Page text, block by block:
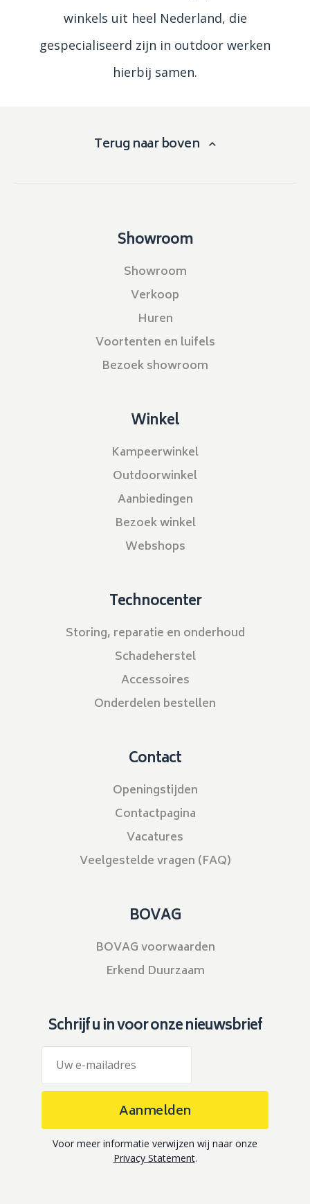
winkels uit heel Nederland, die
gespecialiseerd zijn in outdoor werken
hierbij samen.
Terug naar boven
Showroom
Showroom
Verkoop
Huren
Voortenten en luifels
Bezoek showroom
Winkel
Kampeerwinkel
Outdoorwinkel
Aanbiedingen
Bezoek winkel
Webshops
Technocenter
Storing, reparatie en onderhoud
Schadeherstel
Accessoires
Onderdelen bestellen
Contact
Openingstijden
Contactpagina
Vacatures
Veelgestelde vragen (FAQ)
BOVAG
BOVAG voorwaarden
Erkend Duurzaam
Schrijf u in voor onze nieuwsbrief
Aanmelden
Voor meer informatie verwijzen wij naar onze
Privacy Statement.